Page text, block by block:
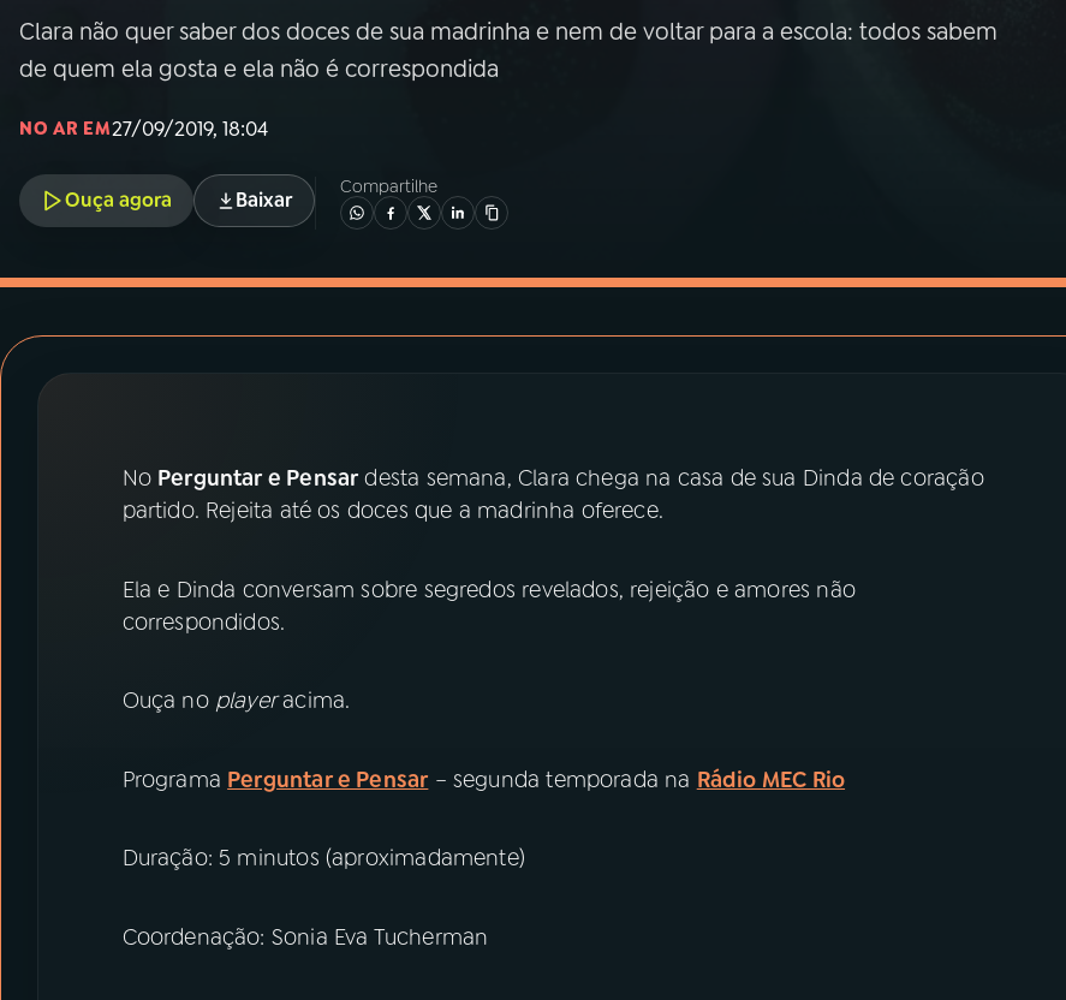
A RÁDIO
04PROGRAMAS
06VIDEOCASTS
PRÊMIO RÁDIO MEC
ACOMPANHE A RÁDIO MEC
YouTube
Instagram X
Clara não quer saber dos doces de sua madrinha e nem de voltar para a escola: todos sabem
de quem ela gosta e ela não é correspondida
NO AR EM27/09/2019, 18:04
Ouça agora Baixar
Compartilhe
No Perguntar e Pensardesta semana, Clara chega na casa de sua Dinda de coração
partido. Rejeita até os doces que a madrinha oferece.
Ela e Dinda conversam sobre segredos revelados, rejeição e amores não
correspondidos.
Ouça no playeracima.
Programa Perguntar e Pensar – segunda temporada na Rádio MEC Rio
Duração: 5 minutos (aproximadamente)
Coordenação: Sonia Eva Tucherman